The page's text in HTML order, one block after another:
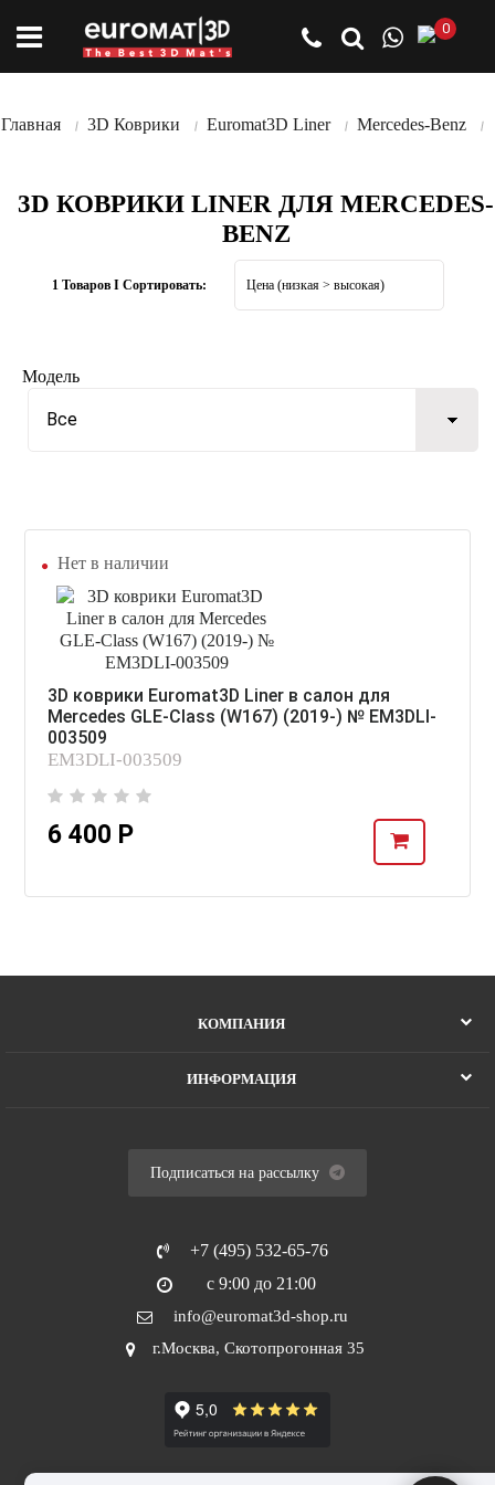
0
Главная 3D Коврики Euromat3D Liner Mercedes-Benz
3D КОВРИКИ LINER ДЛЯ MERCEDES-
BENZ
1 Товаров I Сортировать:
Модель
Все
Нет в наличии
3D коврики Euromat3D Liner в салон для
Mercedes GLE-Class (W167) (2019-) № EM3DLI-
003509
EM3DLI-003509
6 400 Р
КОМПАНИЯ
ИНФОРМАЦИЯ
Подписаться на рассылку
+7 (495) 532-65-76
с 9:00 до 21:00
info@euromat3d-shop.ru
г.Москва, Скотопрогонная 35